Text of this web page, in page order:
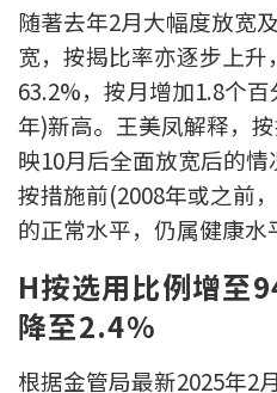
联络方式
网上申请按揭转介
条款及细则
私隐政策
本网页所提供资料仅作参考用途。
若因错漏而引致任何不便或损失，中原按
2889 2886 / cmb@mail.centanet.com
随著去年2月大幅度放宽
宽，按揭比率亦逐步上升
63.2%，按月增加1.8个
年)新高。王美凤解释，
映10月后全面放宽后的
按措施前(2008年或之前
的正常水平，仍属健康水
H按选用比例增至
降至2.4%
根据金管局最新2025年2